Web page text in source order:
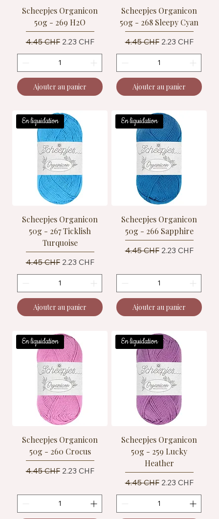
Scheepjes Organicon
50g - 269 H2O
Prix original
4.45 CHF Prix promotionnel
2.23 CHF
Ajouter au panier
Scheepjes Organicon
50g - 268 Sleepy Cyan
Prix original
4.45 CHF Prix
2.23 CHF
Ajouter au panier
En liquidation
Scheepjes Organicon
50g - 267 Ticklish
Turquoise
Prix original
4.45 CHF Prix promotionnel
2.23 CHF
Ajouter au panier
En liquidation
Scheepjes Organicon
50g - 266 Sapphire
Prix original
4.45 CHF Prix
2.23 CHF
Ajouter au panier
En liquidation
Scheepjes Organicon
50g - 260 Crocus
Prix original
4.45 CHF Prix promotionnel
2.23 CHF
En liquidation
Scheepjes Organicon
50g - 259 Lucky
Heather
Prix original
4.45 CHF Prix
2.23 CHF